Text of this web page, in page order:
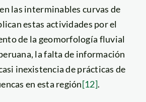
las interminables curvas de
estas actividades por el
de la geomorfología fluvial
la falta de información
inexistencia de prácticas de
en esta región[12].